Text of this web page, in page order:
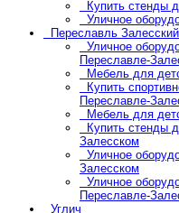
Купить стенды
Уличное
Переславль Залесский
Уличное
Переславле-
Мебель для
Купить
Переславле-
Мебель для
Купить стенды
Залесском
Уличное
Залесском
Уличное
Переславле-
Углич